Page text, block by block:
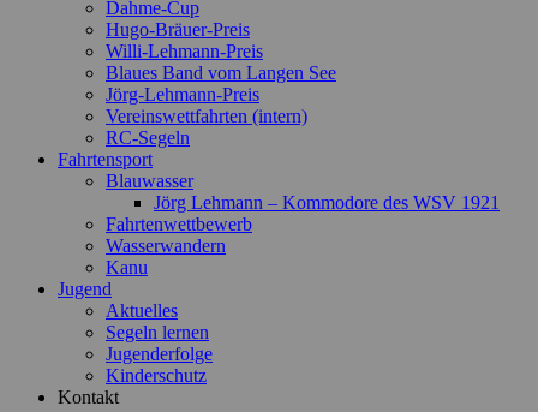
Dahme-Cup
Hugo-Bräuer-Preis
Willi-Lehmann-Preis
Blaues Band vom Langen See
Jörg-Lehmann-Preis
Vereinswettfahrten (intern)
RC-Segeln
Fahrtensport
Blauwasser
Jörg Lehmann – Kommodore des WSV 1921
Fahrtenwettbewerb
Wasserwandern
Kanu
Jugend
Aktuelles
Segeln lernen
Jugenderfolge
Kinderschutz
Kontakt